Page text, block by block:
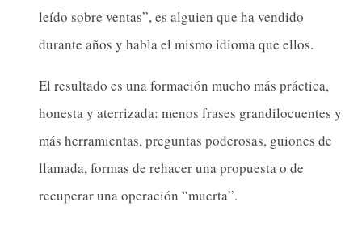
leído sobre ventas”, es alguien que ha vendido
durante años y habla el mismo idioma que ellos.
El resultado es una formación mucho más práctica,
honesta y aterrizada: menos frases grandilocuentes y
más herramientas, preguntas poderosas, guiones de
llamada, formas de rehacer una propuesta o de
recuperar una operación “muerta”.